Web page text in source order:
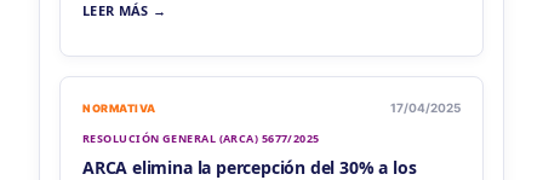
LEER MÁS →
NORMATIVA 17/04/2025
RESOLUCIÓN GENERAL (ARCA) 5677/2025
ARCA elimina la percepción del 30% a los